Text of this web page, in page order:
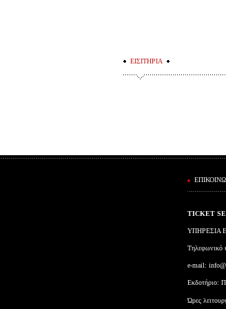
ΕΙΣΙΤΗΡΙΑ
TICKET
ΥΠΗΡΕΣΙΑ
Τηλεφωνικό
e-mail:
Εκδοτήριο:
Ώρες